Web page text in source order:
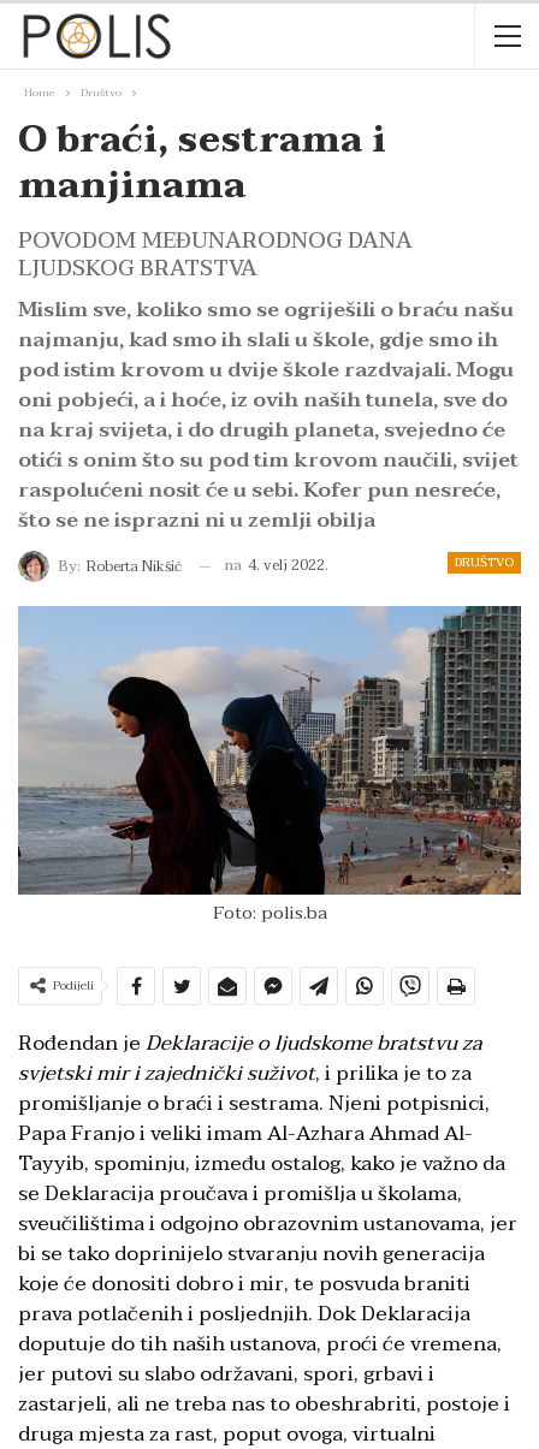
Home Društvo
O braći, sestrama i
manjinama
POVODOM MEĐUNARODNOG DANA
LJUDSKOG BRATSTVA
Mislim sve, koliko smo se ogriješili o braću našu
najmanju, kad smo ih slali u škole, gdje smo ih
pod istim krovom u dvije škole razdvajali. Mogu
oni pobjeći, a i hoće, iz ovih naših tunela, sve do
na kraj svijeta, i do drugih planeta, svejedno će
otići s onim što su pod tim krovom naučili, svijet
raspolućeni nosit će u sebi. Kofer pun nesreće,
što se ne isprazni ni u zemlji obilja
DRUŠTVO
By: Roberta Nikšić na 4. velj 2022.
Foto: polis.ba
Podijeli
Rođendan jeDeklaracije o ljudskome bratstvu za
svjetski mir i zajednički suživot, i prilika je to za
promišljanje o braći i sestrama. Njeni potpisnici,
Papa Franjo i veliki imam Al-Azhara Ahmad Al-
Tayyib, spominju, između ostalog, kako je važno da
se Deklaracija proučava i promišlja u školama,
sveučilištima i odgojno obrazovnim ustanovama, jer
bi se tako doprinijelo stvaranju novih generacija
koje će donositi dobro i mir, te posvuda braniti
prava potlačenih i posljednjih. Dok Deklaracija
doputuje do tih naših ustanova, proći će vremena,
jer putovi su slabo održavani, spori, grbavi i
zastarjeli, ali ne treba nas to obeshrabriti, postoje i
druga mjesta za rast, poput ovoga, virtualni